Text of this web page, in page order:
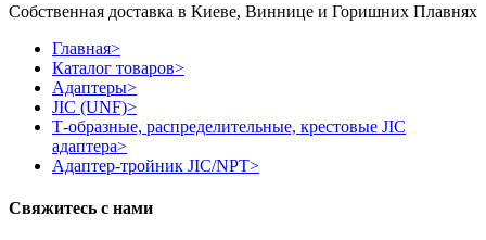
Собственная доставка в Киеве, Виннице и Горишних Плавнях
Главная>
Каталог товаров>
Адаптеры>
JIC (UNF)>
Т-образные, распределительные, крестовые JIC
адаптера>
Адаптер-тройник JIC/NPT>
Свяжитесь с нами